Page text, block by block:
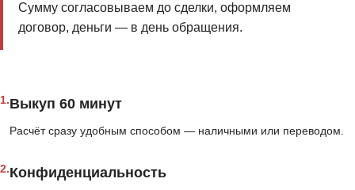
Сумму согласовываем до сделки, оформляем
договор, деньги — в день обращения.
1.Выкуп 60 минут
Расчёт сразу удобным способом — наличными или переводом.
2.Конфиденциальность